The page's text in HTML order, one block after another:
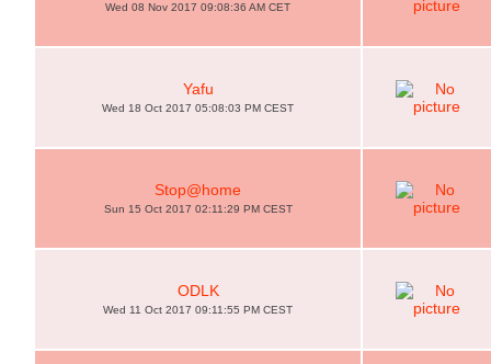
Wed 08 Nov 2017 09:08:36 AM CET
Yafu
Wed 18 Oct 2017 05:08:03 PM CEST
Stop@home
Sun 15 Oct 2017 02:11:29 PM CEST
ODLK
Wed 11 Oct 2017 09:11:55 PM CEST